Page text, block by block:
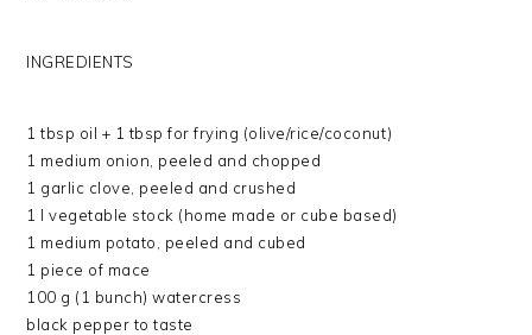
INGREDIENTS
1 tbsp oil + 1 tbsp for frying (olive/rice/coconut)
1 medium onion, peeled and chopped
1 garlic clove, peeled and crushed
1 l vegetable stock (home made or cube based)
1 medium potato, peeled and cubed
1 piece of mace
100 g (1 bunch) watercress
black pepper to taste